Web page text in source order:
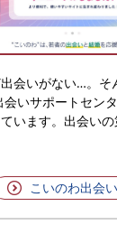
会いがない…。そ
会いサポートセン
います。 出会い
こいのわ出会